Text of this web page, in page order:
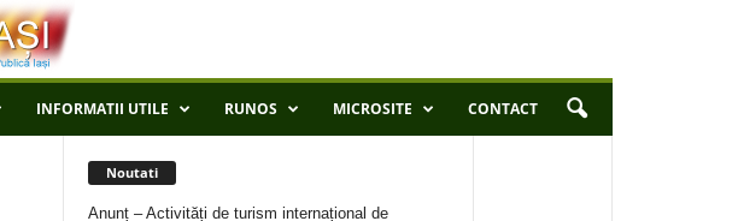
INFORMATII UTILE RUNOS MICROSITE CONTACT
Noutati
Anunț – Activități de turism internațional de